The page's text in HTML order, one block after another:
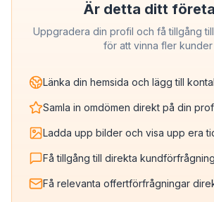
Är detta ditt
Uppgradera din profil och få tillgång
för att vinna fler kunder
Länka din hemsida och lägg till
Samla in omdömen direkt på din
Ladda upp bilder och visa upp era
Få tillgång till direkta
Få relevanta offertförfrågningar